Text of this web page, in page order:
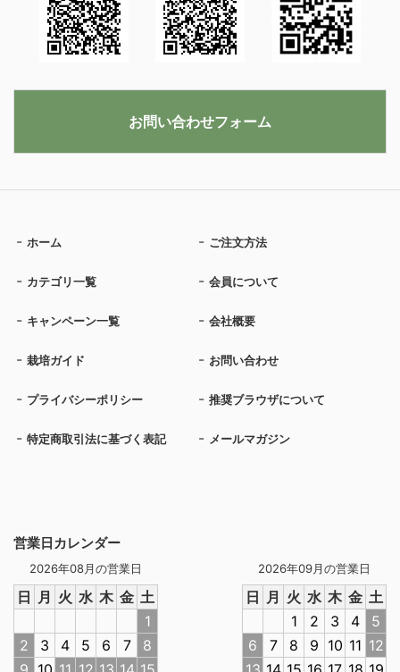
営業日カレンダー
2026年08月の営業日
日 月 火 水 木 金 土
1
2
3 4 5 6 7
8
2026年09月の営業日
日 月 火 水 木 金 土
1
2 3 4
5
6
7 8 9 10 11 12
ホーム ご注文方法
カテゴリ一覧 会員について
キャンペーン一覧 会社概要
栽培ガイド お問い合わせ
プライバシーポリシー 推奨ブラウザについて
特定商取引法に基づく表記 メールマガジン
お問い合わせフォーム